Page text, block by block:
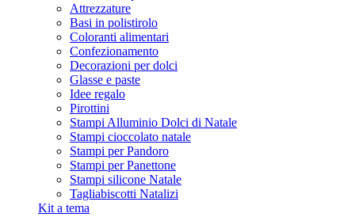
Attrezzature
Basi in polistirolo
Coloranti alimentari
Confezionamento
Decorazioni per dolci
Glasse e paste
Idee regalo
Pirottini
Stampi Alluminio Dolci di Natale
Stampi cioccolato natale
Stampi per Pandoro
Stampi per Panettone
Stampi silicone Natale
Tagliabiscotti Natalizi
Kit a tema